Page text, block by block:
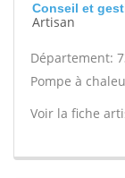
Conseil et
Artisan
Département:
Pompe à
Voir la fiche